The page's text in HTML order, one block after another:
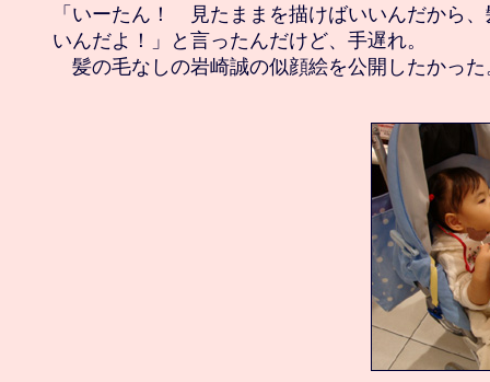
「いーたん！　見たままを描けばいいんだから
いんだよ！」と言ったんだけど、手遅れ。